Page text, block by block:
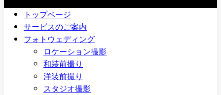
トップページ
サービスのご案内
フォトウェディング
ロケーション撮影
和装前撮り
洋装前撮り
スタジオ撮影